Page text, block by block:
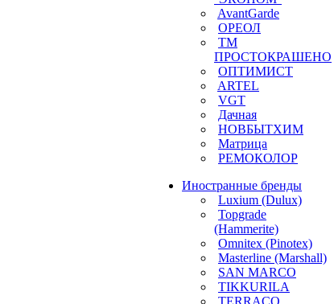
AvantGarde
ОРЕОЛ
ТМ
ПРОСТОКРАШЕНО
ОПТИМИСТ
ARTEL
VGT
Дачная
НОВБЫТХИМ
Матрица
РЕМОКОЛОР
Иностранные бренды
Luxium (Dulux)
Topgrade
(Hammerite)
Omnitex (Pinotex)
Masterline (Marshall)
SAN MARCO
TIKKURILA
TERRACO